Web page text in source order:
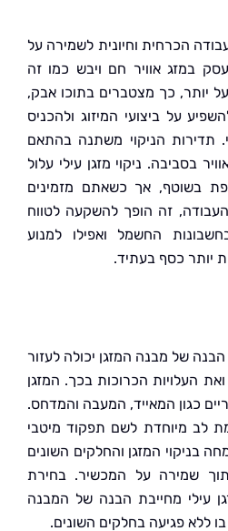
וחיונית לשמירה על
אוויר חם ויבש כמו זה
מצטברים בתוכו אבק,
המיזוג ולהכניס
הניקוי משתנה בהתאם
ניקוי מזגן עילי עלול
אך כשאתם מזמינים
הופך להשקעה לטווח
החשמל ואפילו למנוע
בעתיד.
המזגן יכולה לעזור
הכרוכות בכך. המזגן
המעבה והמדחס.
לשם תפקוד מיטבי
המזגן והחלקים השונים
על המכשיר. בחירת
מחייבת הבנה של המבנה
בחלקים השונים.